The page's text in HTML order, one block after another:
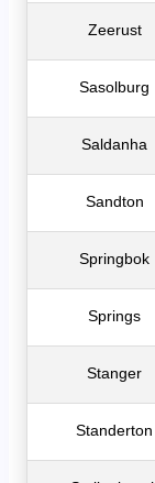
Zeerust
Sasolburg
Saldanha
Sandton
Springbok
Springs
Stanger
Standerton